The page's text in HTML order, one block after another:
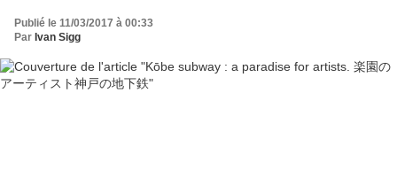
Publié le 11/03/2017 à 00:33
Par Ivan Sigg